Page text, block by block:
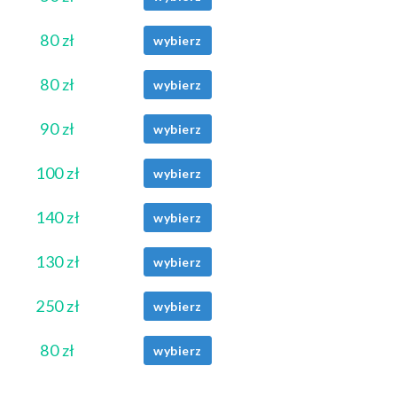
80 zł wybierz
80 zł wybierz
90 zł wybierz
100 zł wybierz
140 zł wybierz
130 zł wybierz
250 zł wybierz
80 zł wybierz